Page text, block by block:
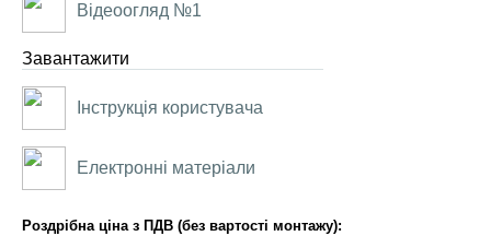
Відеоогляд №1
Завантажити
Інструкція користувача
Електронні матеріали
Роздрібна ціна з ПДВ (без вартості монтажу):